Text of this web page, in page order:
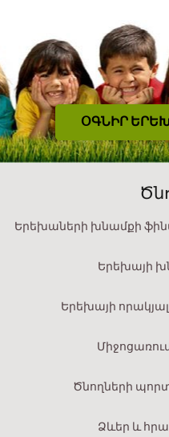
ՕԳՆԻՐ
Երեխաների խնամքի
Երեխայի
Երեխայի
Ծնողների
Ձևեր և